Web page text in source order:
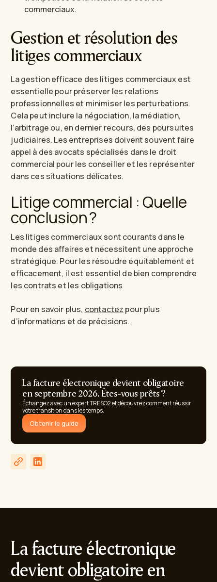
commerciaux.
Gestion et résolution des
litiges commerciaux
La gestion efficace des litiges commerciaux est
essentielle pour préserver les relations
professionnelles et minimiser les perturbations.
Cela peut inclure la négociation, la médiation,
l’arbitrage ou, en dernier recours, des poursuites
judiciaires. Les entreprises doivent souvent faire
appel à des avocats spécialisés dans le droit
commercial pour les conseiller et les représenter
dans ces situations délicates.
Litige commercial : Quelle
conclusion ?
Les litiges commerciaux sont courants dans le
monde des affaires et nécessitent une approche
stratégique. Pour les résoudre équitablement et
efficacement, il est essentiel de bien comprendre
les contrats et les obligations
Pour en savoir plus, contactez pour plus
d’informations et de précisions.
La facture électronique devient obligatoire
en septembre 2026. Êtes-vous prêts ?
Échangez avec un expert TRESO2 et découvrez comment réussir
votre transition dans les temps.
Obtenir le guide
La facture électronique
devient obligatoire en